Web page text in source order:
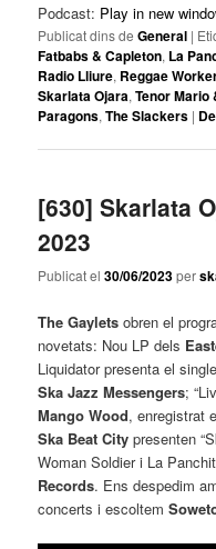
Podcast: Play in new
Publicat dins de General |
Fatbabs & Capleton, La
Radio Lliure, Reggae
Skarlata Ojara,Tenor Mario
Paragons,The Slackers |
[630] Skarlata
2023
Publicat el30/06/2023per
The Gaylets obren el
novetats: Nou LP dels
Liquidator presenta el
Ska Jazz Messengers;
Mango Wood, enregistrat
Ska Beat City presenten
Woman Soldier i La
Records. Ens despedim
concerts i escoltem